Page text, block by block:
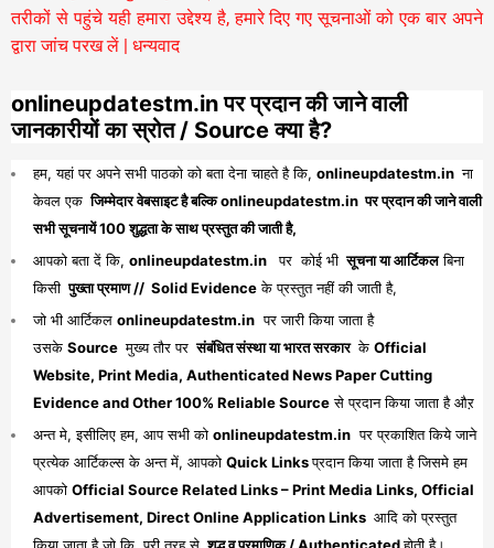
तरीकों से पहुंचे यही हमारा उद्देश्य है, हमारे दिए गए सूचनाओं को एक बार अपने
द्वारा जांच परख लें | धन्यवाद
onlineupdatestm.in पर प्रदान की जाने वाली
जानकारीयों का स्रोत / Source क्या है?
हम, यहां पर अपने सभी पाठको को बता देना चाहते है कि, onlineupdatestm.in ना
केवल एक जिम्मेदार वेबसाइट है बल्कि onlineupdatestm.in पर प्रदान की जाने वाली
सभी सूचनायें 100 शुद्धता के साथ प्रस्तुत की जाती है,
आपको बता दें कि, onlineupdatestm.in पर कोई भी सूचना या आर्टिकलबिना
किसी पुख्ता प्रमाण // Solid Evidenceके प्रस्तुत नहीं की जाती है,
जो भी आर्टिकल onlineupdatestm.in पर जारी किया जाता है
उसके Source मुख्य तौर पर संबंधित संस्था या भारत सरकार के Official
Website, Print Media, Authenticated News Paper Cutting
Evidence and Other 100% Reliable Sourceसे प्रदान किया जाता है औऱ
अन्त मे, इसीलिए हम, आप सभी को onlineupdatestm.in पर प्रकाशित किये जाने
प्रत्येक आर्टिकल्स के अन्त में, आपको Quick Linksप्रदान किया जाता है जिसमे हम
आपको Official Source Related Links – Print Media Links, Official
Advertisement, Direct Online Application Links आदि को प्रस्तुत
किया जाता है जो कि, पूरी तरह से शुद्ध व प्रमाणिक / Authenticatedहोती है।